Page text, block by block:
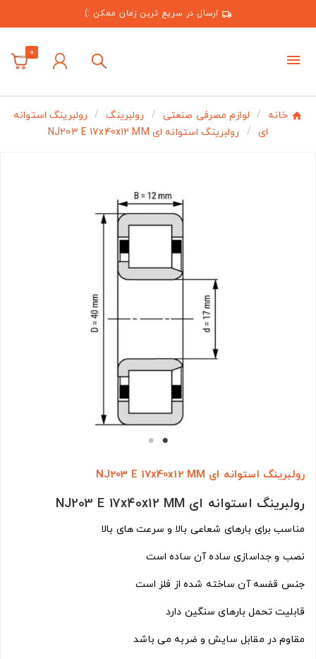
ارسال در سریع ترین زمان ممکن :)
0
خانه لوازم مصرفی صنعتی رولبرینگ
رولبرینگ استوانه
ای
رولبرینگ استوانه ای NJ203 E 17x40x12 MM
رولبرینگ استوانه ای NJ203 E 17x40x12 MM
رولبرینگ استوانه ای NJ203 E 17x40x12 MM
مناسب برای بارهای شعاعی بالا و سرعت های بالا
نصب و جداسازی ساده آن ساده است
جنس قفسه آن ساخته شده از فلز است
قابلیت تحمل بارهای سنگین دارد
مقاوم در مقابل سایش و ضربه می باشد